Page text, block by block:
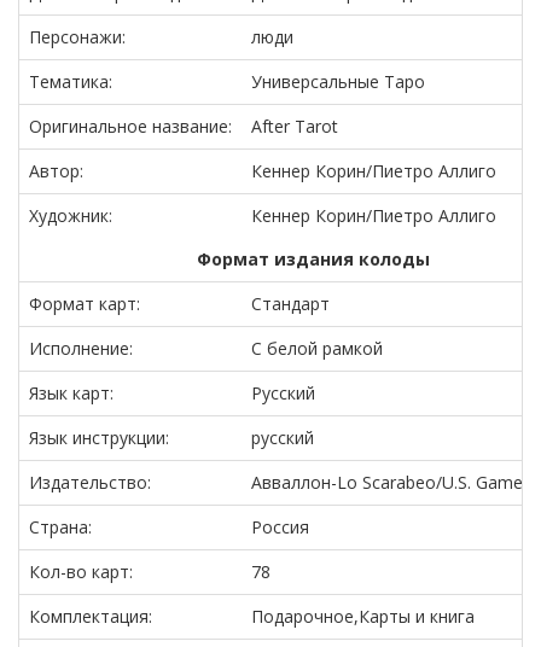
Персонажи:
люди
Тематика:
Универсальные Таро
Оригинальное название:
After Tarot
Автор:
Кеннер Корин/Пиетро Аллиго
Художник:
Кеннер Корин/Пиетро Аллиго
Формат издания колоды
Формат карт:
Стандарт
Исполнение:
С белой рамкой
Язык карт:
Русский
Язык инструкции:
русский
Издательство:
Авваллон-Lo Scarabeo/U.S. Games
Страна:
Россия
Кол-во карт:
78
Комплектация:
Подарочное,Карты и книга